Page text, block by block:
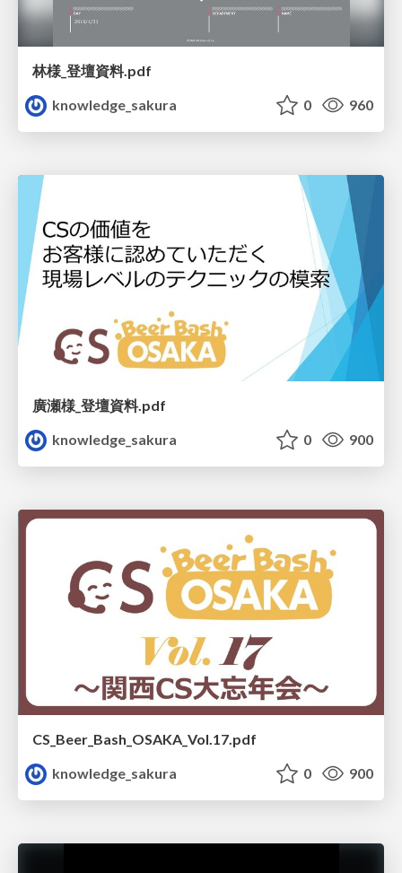
林様_登壇資料.pdf
knowledge_sakura
0 960
廣瀬様_登壇資料.pdf
knowledge_sakura
0 900
CS_Beer_Bash_OSAKA_Vol.17.pdf
knowledge_sakura
0 900